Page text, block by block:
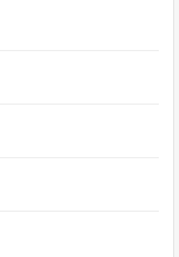
，心中满是困
萱，眼中满是
痛，对宇轩
，这海边才是